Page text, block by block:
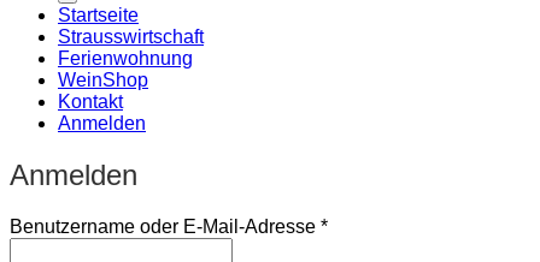
Startseite
Strausswirtschaft
Ferienwohnung
WeinShop
Kontakt
Anmelden
Anmelden
Benutzername oder E-Mail-Adresse *Erforderlich